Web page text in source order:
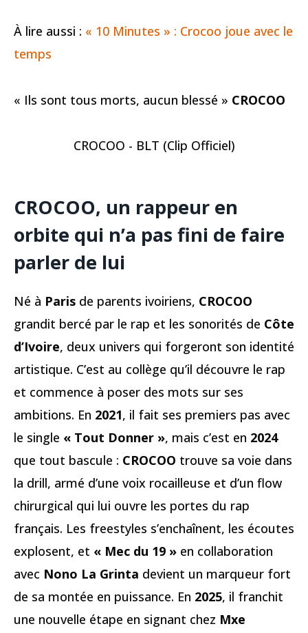
À lire aussi : « 10 Minutes » : Crocoo joue avec le
temps
« Ils sont tous morts, aucun blessé » CROCOO
CROCOO - BLT (Clip Officiel)
CROCOO, un rappeur en
orbite qui n’a pas fini de faire
parler de lui
Né à Paris de parents ivoiriens, CROCOO
grandit bercé par le rap et les sonorités de Côte
d’Ivoire, deux univers qui forgeront son identité
artistique. C’est au collège qu’il découvre le rap
et commence à poser des mots sur ses
ambitions. En 2021, il fait ses premiers pas avec
le single « Tout Donner », mais c’est en 2024
que tout bascule : CROCOO trouve sa voie dans
la drill, armé d’une voix rocailleuse et d’un flow
chirurgical qui lui ouvre les portes du rap
français. Les freestyles s’enchaînent, les écoutes
explosent, et « Mec du 19 » en collaboration
avec Nono La Grinta devient un marqueur fort
de sa montée en puissance. En 2025, il franchit
une nouvelle étape en signant chez Mxe